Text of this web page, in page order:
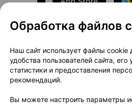
О проекте
Размещение рекламы
Публичный договор
Обработка файлов
Наш сайт использует файлы cookie
удобства пользователей сайта,
статистики и предоставления
рекомендаций.
Вы можете настроить параметры